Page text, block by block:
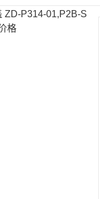
ZD-P314-01,P2B-S
格